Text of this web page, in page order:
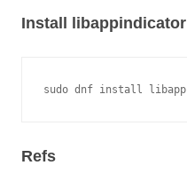
Install libappindicator
Refs